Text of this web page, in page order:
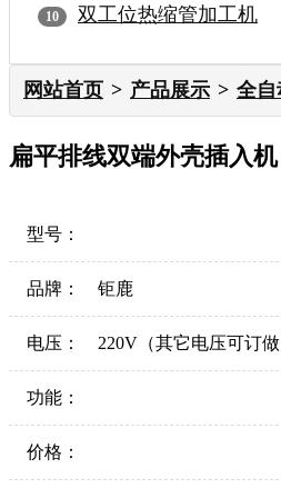
双工位热缩管加工机
网站首页 产品展示 全自
扁平排线双端外壳插入机
型号：
品牌： 钜鹿
电压： 220V（其它电压可订做
功能：
价格：